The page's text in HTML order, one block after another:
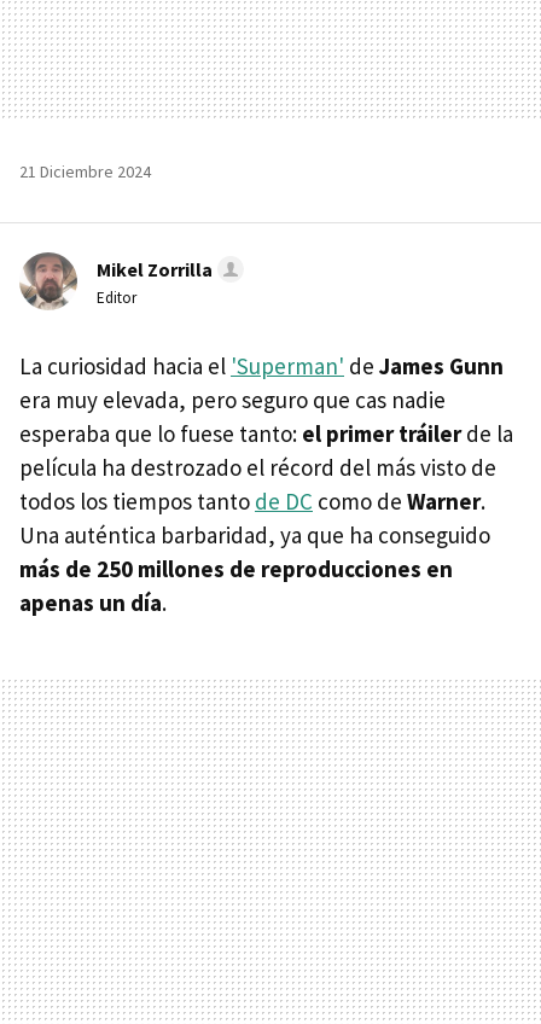
21 Diciembre 2024
Mikel Zorrilla
Editor
La curiosidad hacia el 'Superman' de James Gunn
era muy elevada, pero seguro que cas nadie
esperaba que lo fuese tanto: el primer tráilerde la
película ha destrozado el récord del más visto de
todos los tiempos tanto de DC como de Warner.
Una auténtica barbaridad, ya que ha conseguido
más de 250 millones de reproducciones en
apenas un día.